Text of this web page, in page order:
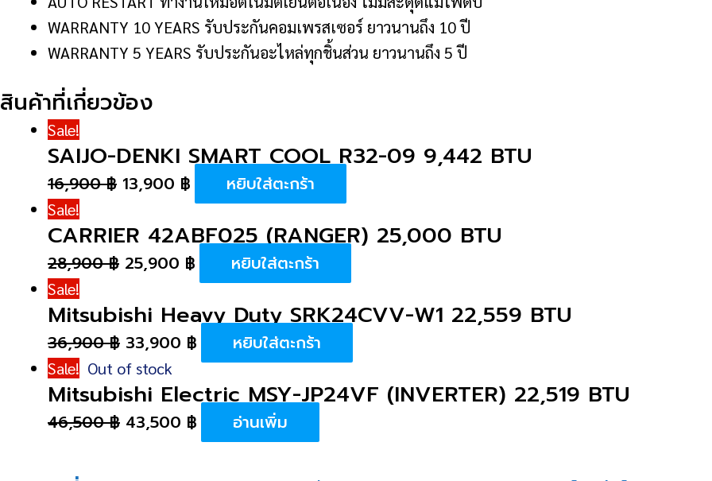
WARRANTY 10 YEARS รับประกันคอมเพรสเซอร์ ยาวนานถึง 10 ปี
WARRANTY 5 YEARS รับประกันอะไหล่ทุกชิ้นส่วน ยาวนานถึง 5 ปี
สินค้าที่เกี่ยวข้อง
Sale!
SAIJO-DENKI SMART COOL R32-09 9,442 BTU
16,900฿ 13,900 ฿ หยิบใส่ตะกร้า
Sale!
CARRIER 42ABF025 (RANGER) 25,000 BTU
28,900฿ 25,900 ฿ หยิบใส่ตะกร้า
Sale!
Mitsubishi Heavy Duty SRK24CVV-W1 22,559 BTU
36,900฿ 33,900 ฿ หยิบใส่ตะกร้า
Sale! Out of stock
Mitsubishi Electric MSY-JP24VF (INVERTER) 22,519 BTU
46,500฿ 43,500 ฿ อ่านเพิ่ม